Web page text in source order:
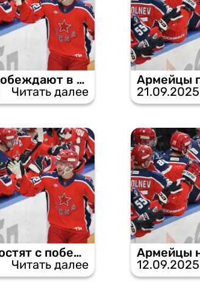
Армейцы побеждают в результативной дуэли с «Адмиралом».
Читать далее
21.09.2025
Армейцы гостят с победы: ЦСКА одолел «Северсталь».
Читать далее
12.09.2025